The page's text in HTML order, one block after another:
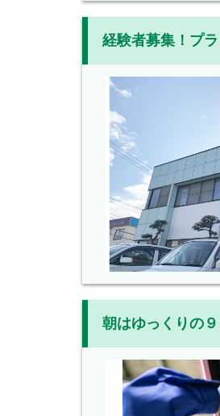
経験者募集！プ
朝はゆっくりの